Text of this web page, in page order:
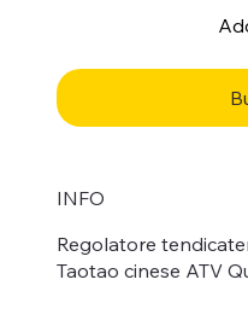
INFO
Regolatore
Taotao cinese ATV